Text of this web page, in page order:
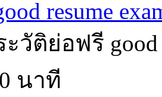
resume
วัติย่อฟรี good
นาที